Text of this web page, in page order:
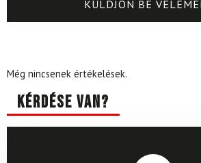
Még nincsenek értékelések.
Kérdése van?